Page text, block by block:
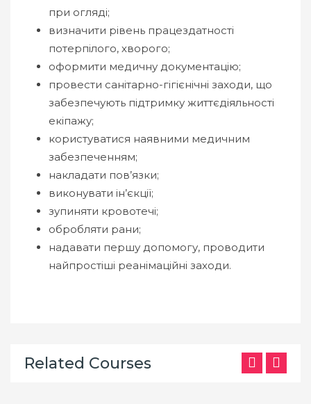
при огляді;
визначити рівень працездатності
потерпілого, хворого;
оформити медичну документацію;
провести санітарно-гігієнічні заходи, що
забезпечують підтримку життєдіяльності
екіпажу;
користуватися наявними медичним
забезпеченням;
накладати пов’язки;
виконувати ін’єкції;
зупиняти кровотечі;
обробляти рани;
надавати першу допомогу, проводити
найпростіші реанімаційні заходи.
Related Courses